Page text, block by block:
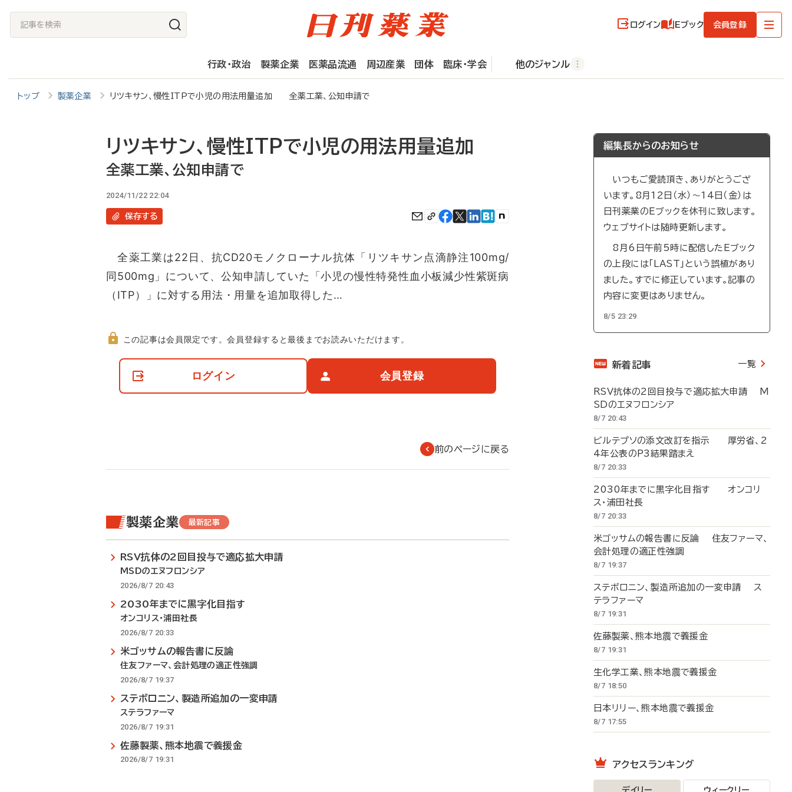
記
事
検
索
ログイン Eブック 会員登録
行政・政治 製薬企業 医薬品流通 周辺産業 団体 臨床・学会 他のジャンル
トップ 製薬企業 リツキサン、慢性ITPで小児の用法用量追加 全薬工業、公知申請で
リツキサン、慢性ITPで小児の用法用量追加
全薬工業、公知申請で
2024/11/22 22:04
保存する
全薬工業は22日、抗CD20モノクローナル抗体「リツキサン点滴静注100mg/
同500mg」について、公知申請していた「小児の慢性特発性血小板減少性紫斑病
（ITP）」に対する用法・用量を追加取得した…
て
この記事は会員限定です。会員登録すると最後までお読みいただけます。
ログイン 会員登録
前のページに戻る
製薬企業 最新記事
RSV抗体の2回目投与で適応拡大申請
MSDのエヌフロンシア
2026/8/7 20:43
2030年までに黒字化目指す
オンコリス・浦田社長
2026/8/7 20:33
米ゴッサムの報告書に反論
住友ファーマ、会計処理の適正性強調
2026/8/7 19:37
ステボロニン、製造所追加の一変申請
ステラファーマ
2026/8/7 19:31
佐藤製薬、熊本地震で義援金
2026/8/7 19:31
編集長からのお知らせ
いつもご愛読頂き、ありがとうござ
います。8月12日（水）～14日（金）は
日刊薬業のEブックを休刊に致します。
ウェブサイトは随時更新します。
8月6日午前5時に配信したEブック
の上段には「LAST」という誤植があり
ました。すでに修正しています。記事の
内容に変更はありません。
8/5 23:29
新着記事 一覧
RSV抗体の2回目投与で適応拡大申請 M
SDのエヌフロンシア
8/7 20:43
ビルテプソの添文改訂を指示 厚労省、2
4年公表のP3結果踏まえ
8/7 20:33
2030年までに黒字化目指す オンコリ
ス・浦田社長
8/7 20:33
米ゴッサムの報告書に反論 住友ファーマ、
会計処理の適正性強調
8/7 19:37
ステボロニン、製造所追加の一変申請 ス
テラファーマ
8/7 19:31
佐藤製薬、熊本地震で義援金
8/7 19:31
生化学工業、熊本地震で義援金
8/7 18:50
日本リリー、熊本地震で義援金
8/7 17:55
アクセスランキング
デイリー ウィークリー